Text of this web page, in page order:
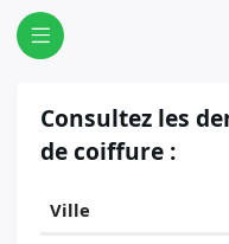
Consultez les
de coiffure :
Ville